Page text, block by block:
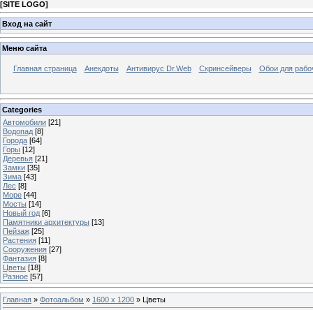
[SITE LOGO]
Вход на сайт
Меню сайта
Главная страница Анекдоты Антивирус Dr.Web Скринсейверы Обои для
Categories
Автомобили [21]
Водопад [8]
Города [64]
Горы [12]
Деревья [21]
Замки [35]
Зима [43]
Лес [8]
Море [44]
Мосты [14]
Новый год [6]
Памятники архитектуры [13]
Пейзаж [25]
Растения [11]
Сооружения [27]
Фантазия [8]
Цветы [18]
Разное [57]
Главная » Фотоальбом » 1600 x 1200 » Цветы